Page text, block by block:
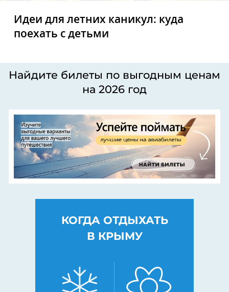
Идеи для летних каникул: куда
поехать с детьми
Найдите билеты по выгодным ценам
на 2026 год
КОГДА ОТДЫХАТЬ
В КРЫМУ